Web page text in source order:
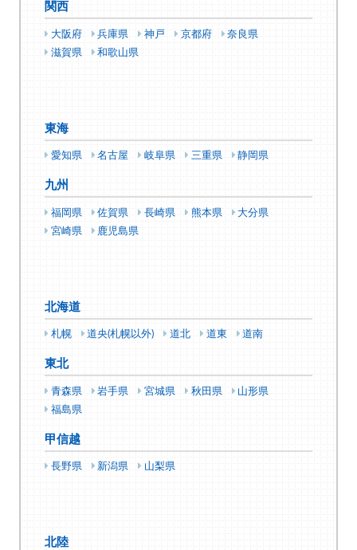
関西
大阪府 兵庫県 神戸 京都府
奈良県
滋賀県
和歌山県
東海
愛知県 名古屋 岐阜県 三重県 静岡県
九州
福岡県 佐賀県 長崎県 熊本県
大分県
宮崎県
鹿児島県
北海道
札幌 道央(札幌以外) 道北 道東 道南
東北
青森県 岩手県 宮城県 秋田県
山形県
福島県
甲信越
長野県 新潟県 山梨県
北陸